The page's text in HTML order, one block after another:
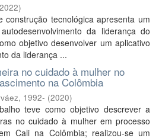
2022)
construção tecnológica apresenta um
da liderança do
objetivo desenvolver um aplicativo
da liderança ...
no cuidado à mulher no
na Colômbia
1992- (2020)
teve como objetivo descrever a
no cuidado à mulher em processo
Cali na Colômbia; realizou-se um